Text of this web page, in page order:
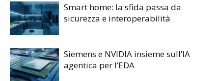
Smart home: la sfida passa da
sicurezza e interoperabilità
Siemens e NVIDIA insieme sull’IA
agentica per l’EDA